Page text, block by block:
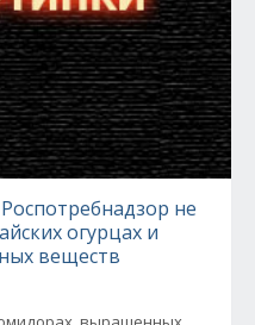
не
огурцах и
веществ